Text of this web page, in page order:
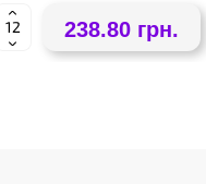
238.80 грн.